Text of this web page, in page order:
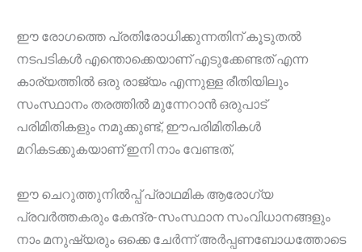
ഈ രോഗത്തെ പ്രതിരോധിക്കുന്നതിന് കൂടുതൽ
നടപടികൾ എന്തൊക്കെയാണ് എടുക്കേണ്ടത് എന്ന
കാര്യത്തിൽ ഒരു രാജ്യം എന്നുള്ള രീതിയിലും
സംസ്ഥാനം തരത്തിൽ മുന്നേറാൻ ഒരുപാട്
പരിമിതികളും നമുക്കുണ്ട്, ഈപരിമിതികൾ
മറികടക്കുകയാണ് ഇനി നാം വേണ്ടത്,
ഈ ചെറുത്തുനിൽപ്പ് പ്രാഥമിക ആരോഗ്യ
പ്രവർത്തകരും കേന്ദ്ര-സംസ്ഥാന സംവിധാനങ്ങളും
നാം മനുഷ്യരും ഒക്കെ ചേർന്ന് അർപ്പണബോധത്തോടെ